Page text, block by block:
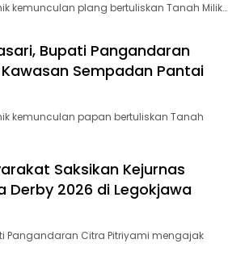
kemunculan plang bertuliskan Tanah Milik…
Bupati Pangandaran
Kawasan Sempadan Pantai
kemunculan papan bertuliskan Tanah
Saksikan Kejurnas
Derby 2026 di Legokjawa
Pangandaran Citra Pitriyami mengajak